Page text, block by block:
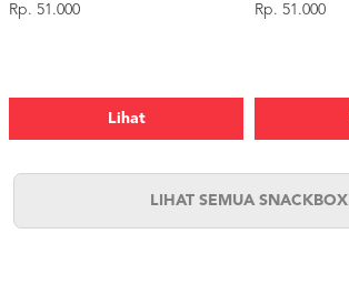
Rp. 51.000
Lihat
Rp. 51.000
LIHAT SEMUA SNACKBOX